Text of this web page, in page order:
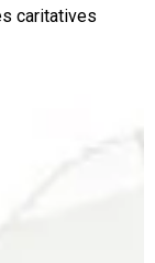
caritatives